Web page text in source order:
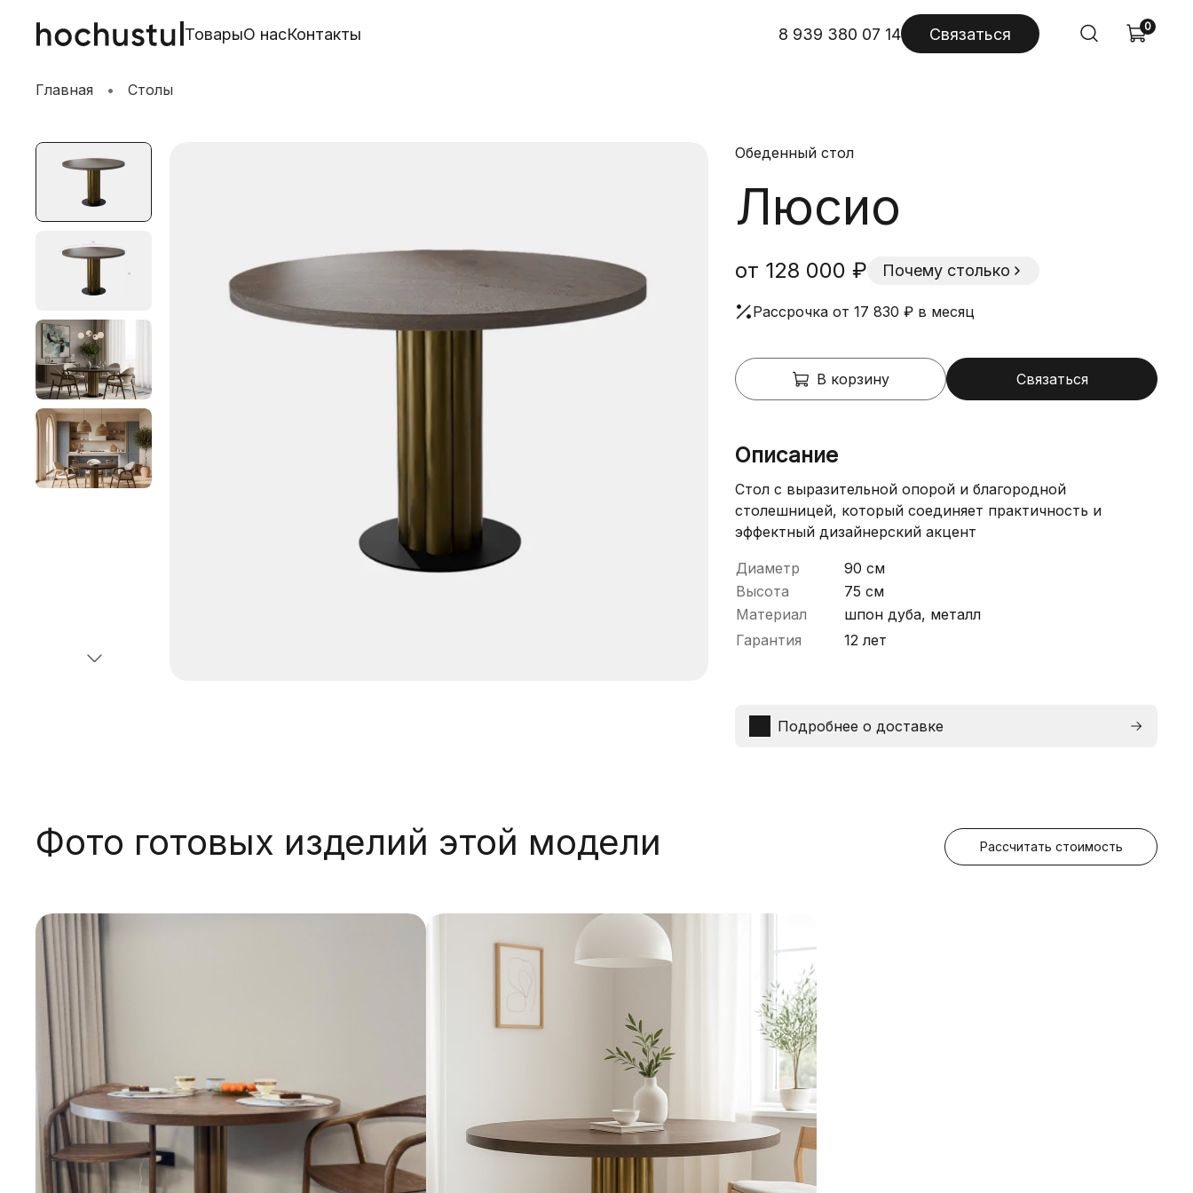
ТоварыО насКонтакты 8 939 380 07 14 Связаться 0
Главная Столы
Обеденный стол
Люсио
от 128 000 ₽ Почему столько
Рассрочка от 17 830 ₽ в месяц
В корзину Связаться
Описание
Стол с выразительной опорой и благородной
столешницей, который соединяет практичность и
эффектный дизайнерский акцент
Диаметр
90 см
Высота
75 см
Материал
шпон дуба, металл
Гарантия
12 лет
Подробнее о доставке
Фото готовых изделий этой модели Рассчитать стоимость